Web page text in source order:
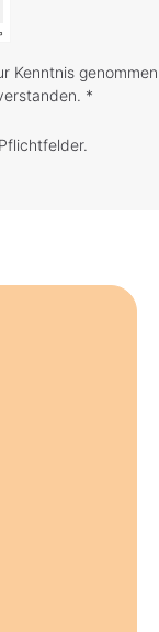
Kenntnis genommen
*